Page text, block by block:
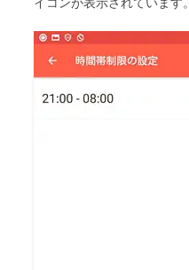
イコンが表示されています。